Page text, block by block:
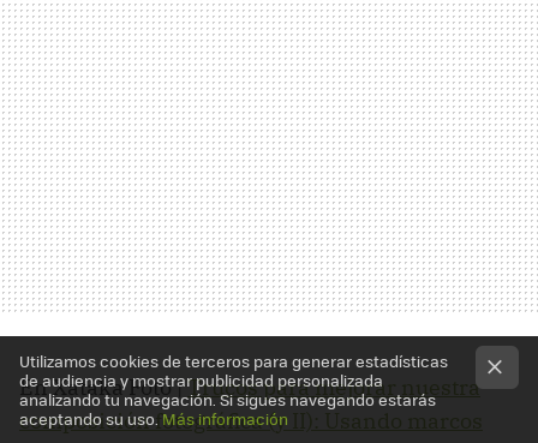
En Xataka Foto |Trucos para mejorar nuestra
composición fotográfica (y II): Usando marcos
Utilizamos cookies de terceros para generar estadísticas
de audiencia y mostrar publicidad personalizada
analizando tu navegación. Si sigues navegando estarás
aceptando su uso.Más información